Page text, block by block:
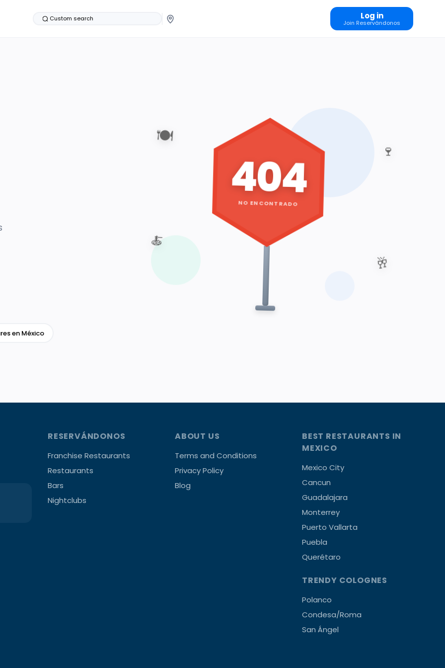
Custom search Log in
Join Reservándonos
en México
🍽️
🍷
🥂
🍝
404
NO ENCONTRADO
RESERVÁNDONOS
Franchise Restaurants
Restaurants
Bars
Nightclubs
ABOUT US
Terms and Conditions
Privacy Policy
Blog
BEST RESTAURANTS IN
MEXICO
Mexico City
Cancun
Guadalajara
Monterrey
Puerto Vallarta
Puebla
Querétaro
TRENDY COLOGNES
Polanco
Condesa/Roma
San Ángel